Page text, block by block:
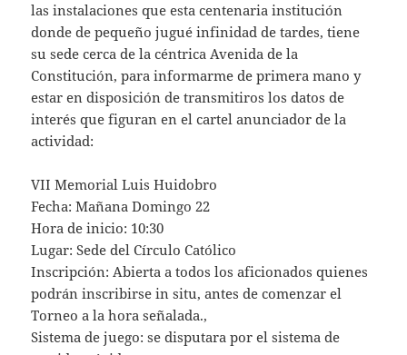
las instalaciones que esta centenaria institución
donde de pequeño jugué infinidad de tardes, tiene
su sede cerca de la céntrica Avenida de la
Constitución, para informarme de primera mano y
estar en disposición de transmitiros los datos de
interés que figuran en el cartel anunciador de la
actividad:
VII Memorial Luis Huidobro
Fecha: Mañana Domingo 22
Hora de inicio: 10:30
Lugar: Sede del Círculo Católico
Inscripción: Abierta a todos los aficionados quienes
podrán inscribirse in situ, antes de comenzar el
Torneo a la hora señalada.,
Sistema de juego: se disputara por el sistema de